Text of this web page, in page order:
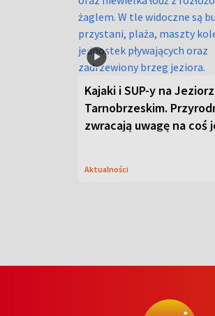
Kajaki i SUP-y na
Tarnobrzeskim.
zwracają uwagę na coś
Aktualności